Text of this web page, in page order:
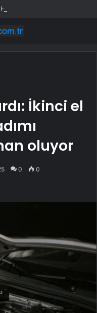
İkinci el
oluyor
0 0